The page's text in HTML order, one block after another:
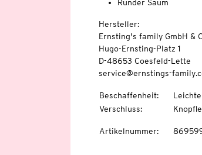
Runder Saum
Hersteller:
Ernsting's family GmbH &
Hugo-Ernsting-Platz 1
D-48653 Coesfeld-Lette
service@ernstings-
Beschaffenheit:
Verschluss:
Artikelnummer: